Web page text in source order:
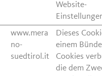
Website-
www.mera
no-
suedtirol.it
Dieses
einem
Cookies
die dem